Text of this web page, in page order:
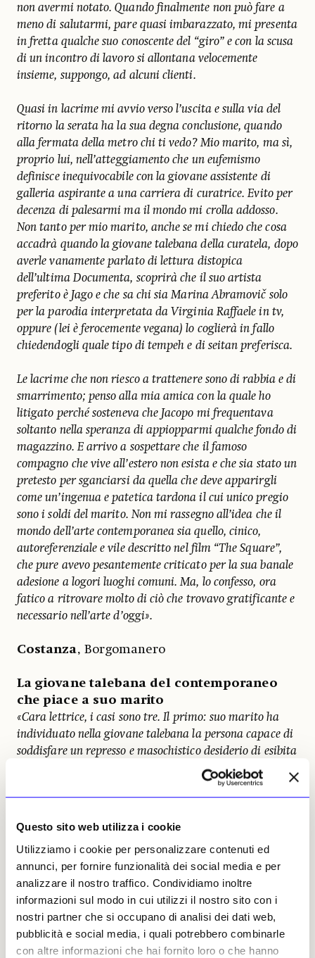
Questo sito web utilizza i cookie
Utilizziamo i cookie per personalizzare contenuti ed
annunci, per fornire funzionalità dei social media e per
analizzare il nostro traffico. Condividiamo inoltre
informazioni sul modo in cui utilizzi il nostro sito con i
nostri partner che si occupano di analisi dei dati web,
pubblicità e social media, i quali potrebbero combinarle
con altre informazioni che hai fornito loro o che hanno
non avermi notato. Quando finalmente non può fare a
meno di salutarmi, pare quasi imbarazzato, mi presenta
in fretta qualche suo conoscente del “giro” e con la scusa
di un incontro di lavoro si allontana velocemente
insieme, suppongo, ad alcuni clienti.
Quasi in lacrime mi avvio verso l’uscita e sulla via del
ritorno la serata ha la sua degna conclusione, quando
alla fermata della metro chi ti vedo? Mio marito, ma sì,
proprio lui, nell’atteggiamento che un eufemismo
definisce inequivocabile con la giovane assistente di
galleria aspirante a una carriera di curatrice. Evito per
decenza di palesarmi ma il mondo mi crolla addosso.
Non tanto per mio marito, anche se mi chiedo che cosa
accadrà quando la giovane talebana della curatela, dopo
averle vanamente parlato di lettura distopica
dell’ultima Documenta, scoprirà che il suo artista
preferito è Jago e che sa chi sia Marina Abramovič solo
per la parodia interpretata da Virginia Raffaele in tv,
oppure (lei è ferocemente vegana) lo coglierà in fallo
chiedendogli quale tipo di tempeh e di seitan preferisca.
Le lacrime che non riesco a trattenere sono di rabbia e di
smarrimento; penso alla mia amica con la quale ho
litigato perché sosteneva che Jacopo mi frequentava
soltanto nella speranza di appiopparmi qualche fondo di
magazzino. E arrivo a sospettare che il famoso
compagno che vive all’estero non esista e che sia stato un
pretesto per sganciarsi da quella che deve apparirgli
come un’ingenua e patetica tardona il cui unico pregio
sono i soldi del marito. Non mi rassegno all’idea che il
mondo dell’arte contemporanea sia quello, cinico,
autoreferenziale e vile descritto nel film “The Square”,
che pure avevo pesantemente criticato per la sua banale
adesione a logori luoghi comuni. Ma, lo confesso, ora
fatico a ritrovare molto di ciò che trovavo gratificante e
necessario nell’arte d’oggi».
Costanza, Borgomanero
La giovane talebana del contemporaneo
che piace a suo marito
«Cara lettrice, i casi sono tre. Il primo: suo marito ha
individuato nella giovane talebana la persona capace di
soddisfare un represso e masochistico desiderio di esibita
inferiorità facendosi infliggere umilianti o
semplicemente intollerabili esperienze espositive o
performative, per non parlare di un entourage di
fiamma) non particolarmente gradevole e tollerante,
data l’altissima percentuale di adepti fondamentalisti.
La seconda ipotesi, non così peregrina di questi tempi, è
che abbia realmente deciso di convertirsi, passando
attraverso i tre gradi previsti per la progressiva ascesi
verso la perfezione: il pentimento per gli errori pregressi
(consistente in cruenti atti espiatori, tra i quali